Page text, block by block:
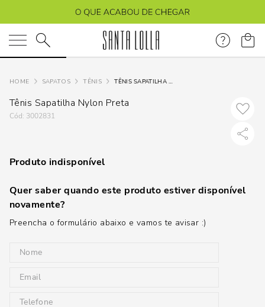
O que você está procurando?
SAPATOS TÊNIS TÊNIS SAPATILHA NYLON PRETA
Tênis Sapatilha Nylon Preta
: 3002831
Produto indisponível
Quer saber quando este produto estiver disponível
novamente?
Preencha o formulário abaixo e vamos te avisar :)